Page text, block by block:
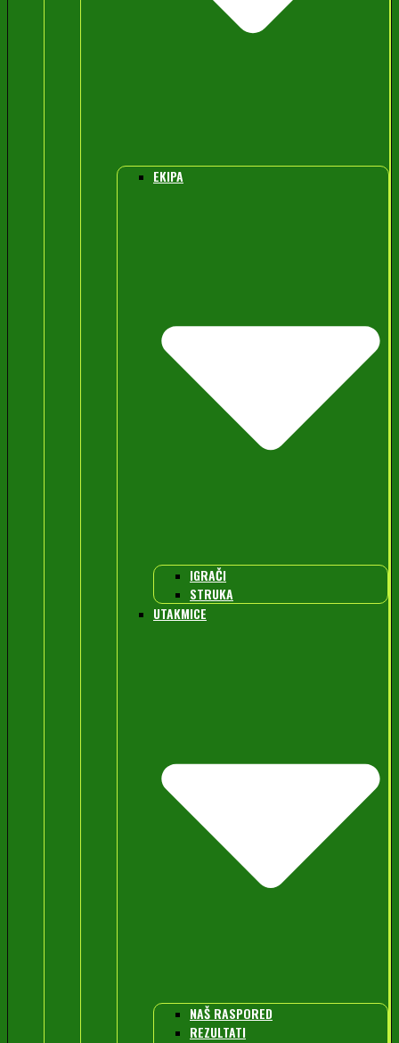
EKIPA
IGRAČI
STRUKA
UTAKMICE
NAŠ RASPORED
REZULTATI